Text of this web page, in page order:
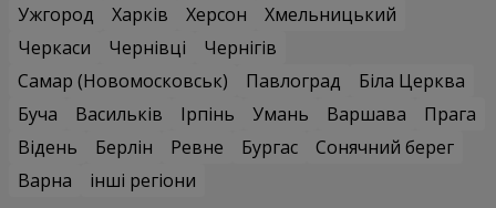
Ужгород
Харків Херсон
Хмельницький
Черкаси
Чернівці
Чернігів
Самар (Новомосковськ)
Павлоград
Біла Церква
Буча
Васильків Ірпінь Умань Варшава
Прага
Відень
Берлін Ревне Бургас
Сонячний берег
Варна
інші регіони